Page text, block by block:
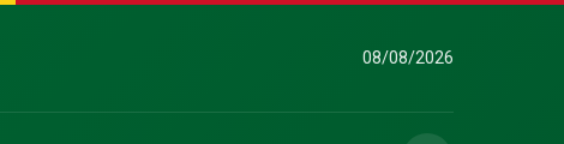
08/08/2026